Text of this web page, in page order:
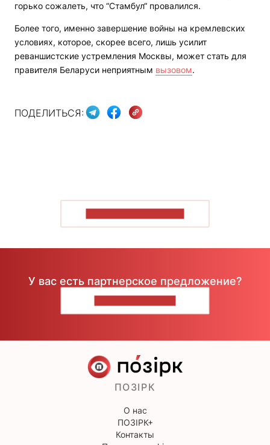
горько сожалеть, что “Стамбул“ провалился.
Более того, именно завершение войны на кремлевских
условиях, которое, скорее всего, лишь усилит
реваншистские устремления Москвы, может стать для
правителя Беларуси неприятным вызовом.
ПОДЕЛИТЬСЯ:
У вас есть партнерское предложение?
ПОЗІРК
О нас
ПОЗІРК+
Контакты